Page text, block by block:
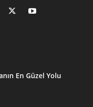
En Güzel Yolu